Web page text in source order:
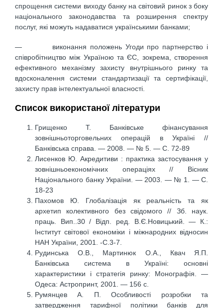
спрощення системи виходу банку на світовий ринок з боку
національного законодавства та розширення спектру
послуг, які можуть надаватися українськими банками;
— виконання положень Угоди про партнерство і
співробітництво між Україною та ЄС, зокрема, створення
ефективного механізму захисту внутрішнього ринку та
вдосконалення системи стандартизації та сертифікації,
захисту прав інтелектуальної власності.
Список використаної літератури
Грищенко Т. Банківське фінансування
зовнішньоторговельних операцій в Україні //
Банківська справа. — 2008. — № 5. — С. 72-89
Лисенков Ю. Акредитиви : практика застосування у
зовнішньоекономічних операціях // Вісник
Національного банку України. — 2003. — № 1. — С.
18-23
Пахомов Ю. Глобалізація як реальність та як
архетип колективного без свідомого // Зб. наук.
праць. Вип..30 / Відп. ред. В.Є.Новицький. — К.:
Інститут світової економіки і міжнародних відносин
НАН України, 2001. -С.3-7.
Рудинська О.В., Мартинюк О.А., Квач Я.П.
Банківська система в Україні: основні
характеристики і стратегія ринку: Монографія. —
Одеса: Астропринт, 2001. — 156 с.
Румянцев А. П. Особливості розробки та
затвердження тарифної політики банків для